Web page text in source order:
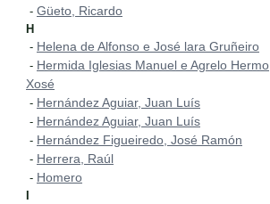
- Güeto, Ricardo
H
- Helena de Alfonso e José lara Gruñeiro
- Hermida Iglesias Manuel e Agrelo Hermo
Xosé
- Hernández Aguiar, Juan Luís
- Hernández Aguiar, Juan Luís
- Hernández Figueiredo, José Ramón
- Herrera, Raúl
- Homero